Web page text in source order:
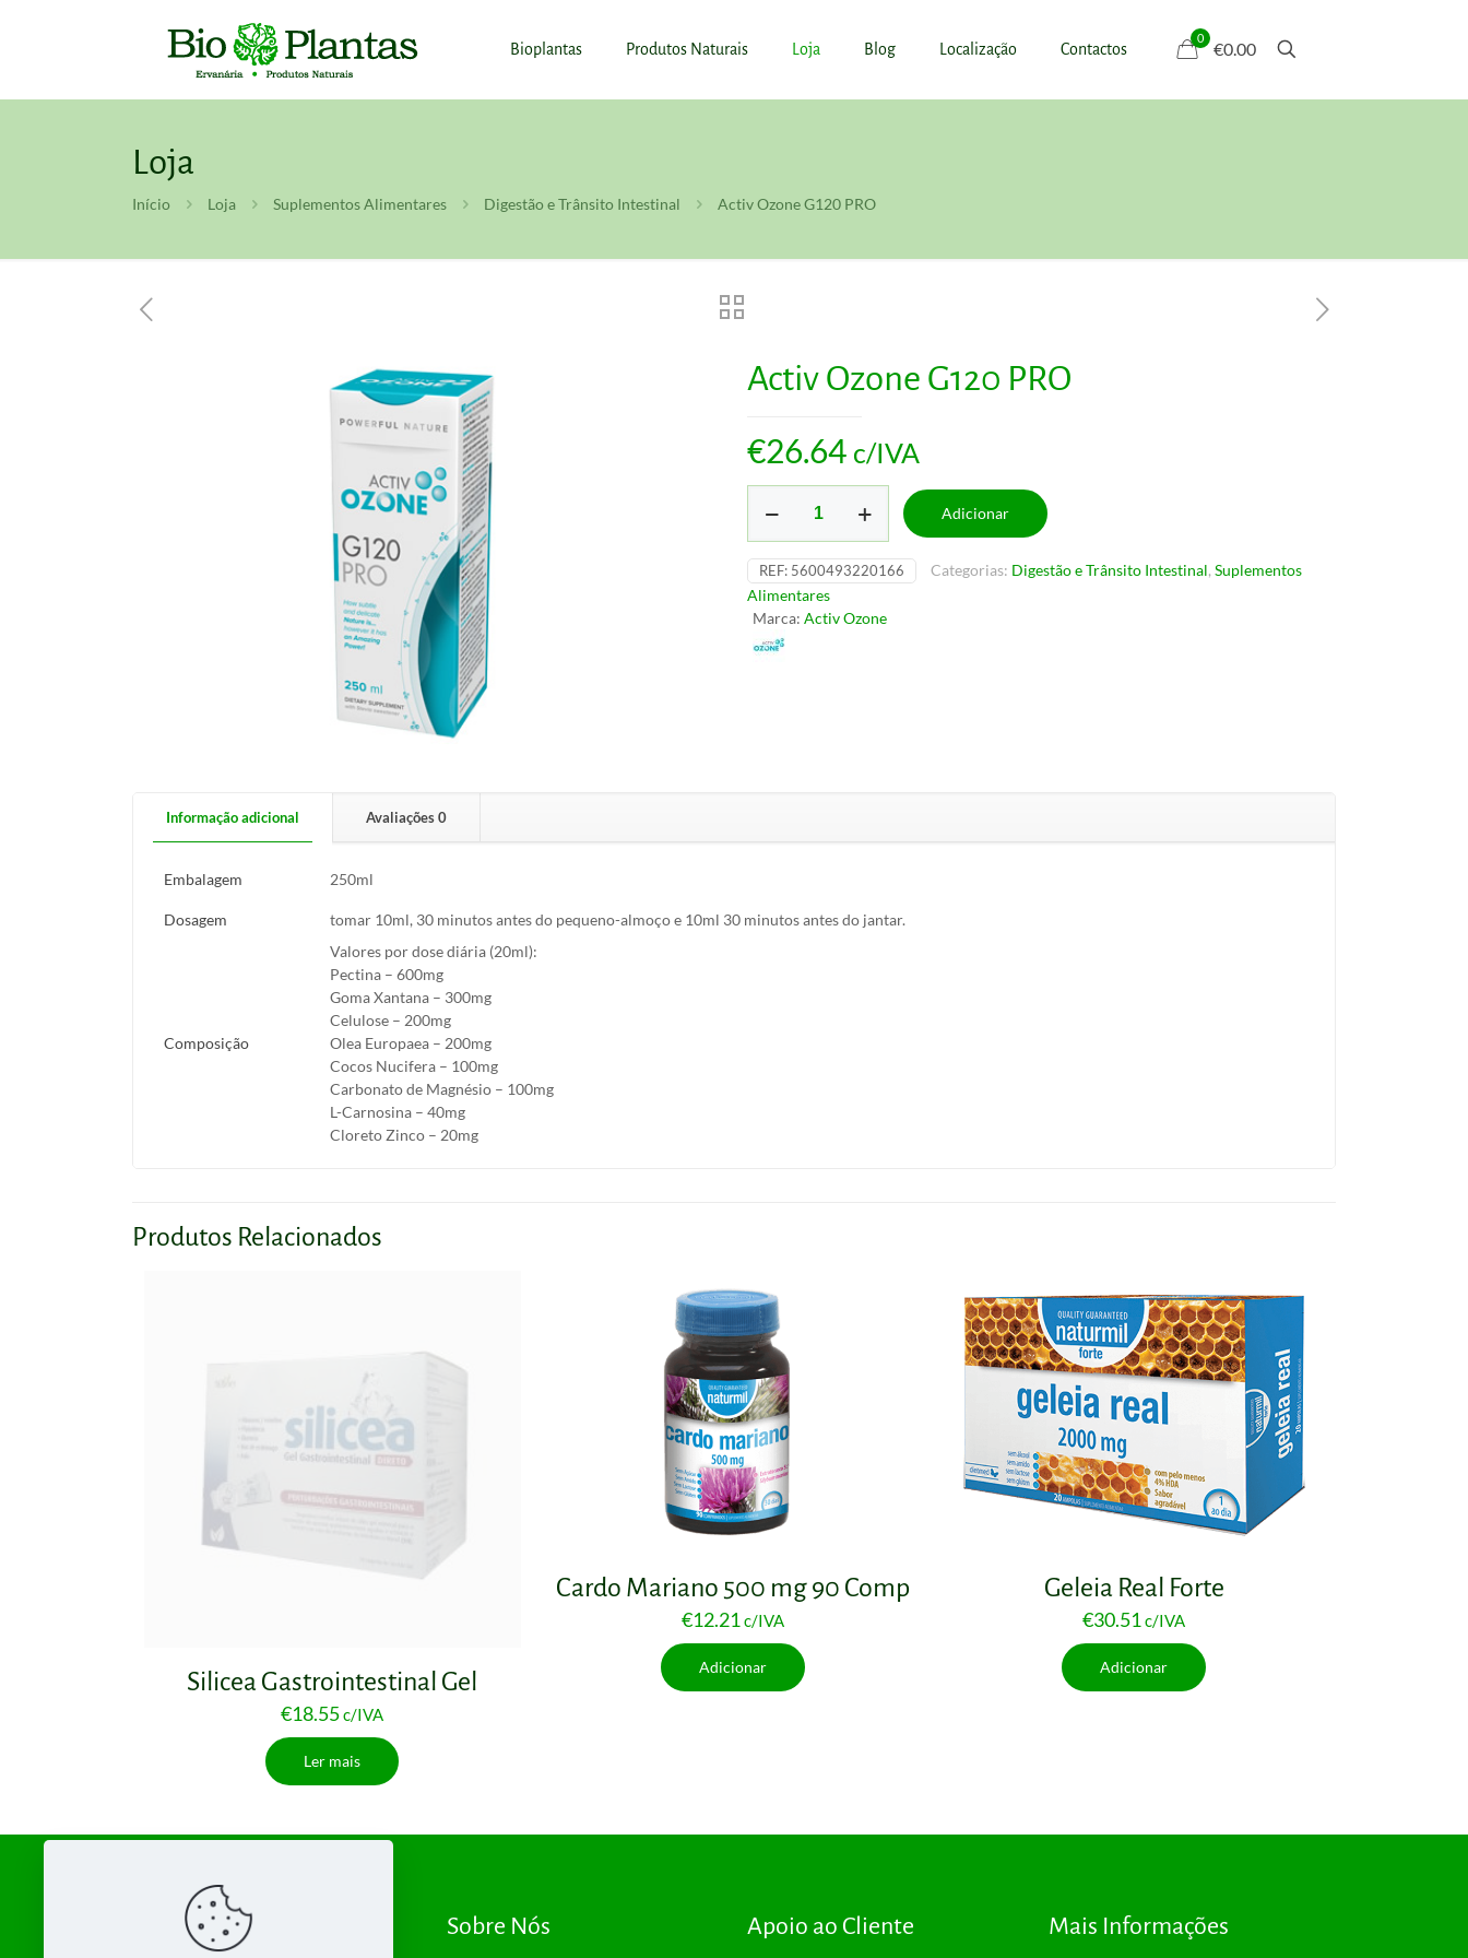
Bioplantas Produtos Naturais Loja Blog Localização Contactos
0
€0.00
Loja
Início Loja Suplementos Alimentares Digestão e Trânsito Intestinal Activ Ozone G120 PRO
Activ Ozone G120 PRO
€26.64 c/IVA
Activ
Ozone
G120
PRO
Adicionar
REF: 5600493220166 Categorias: Digestão e Trânsito Intestinal, Suplementos
Alimentares
Marca: Activ Ozone
Informação adicional Avaliações0
Embalagem 250ml
Dosagem tomar 10ml, 30 minutos antes do pequeno-almoço e 10ml 30 minutos antes do jantar.
Composição
Valores por dose diária (20ml):
Pectina – 600mg
Goma Xantana – 300mg
Celulose – 200mg
Olea Europaea – 200mg
Cocos Nucifera – 100mg
Carbonato de Magnésio – 100mg
L-Carnosina – 40mg
Cloreto Zinco – 20mg
Produtos Relacionados
Silicea Gastrointestinal Gel
€18.55c/IVA
Ler mais
Cardo Mariano 500 mg 90 Comp
€12.21c/IVA
Adicionar
Geleia Real Forte
€30.51c/IVA
Adicionar
Sobre Nós Apoio ao Cliente Mais Informações